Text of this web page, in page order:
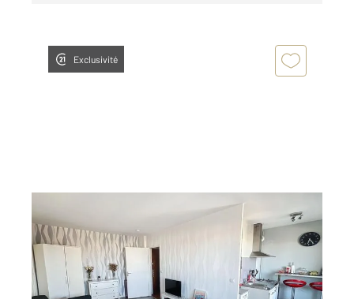
Exclusivité
REIMS 51
28,60 m , 1 pièce
Ref : 17594
Appartement T1 à louer